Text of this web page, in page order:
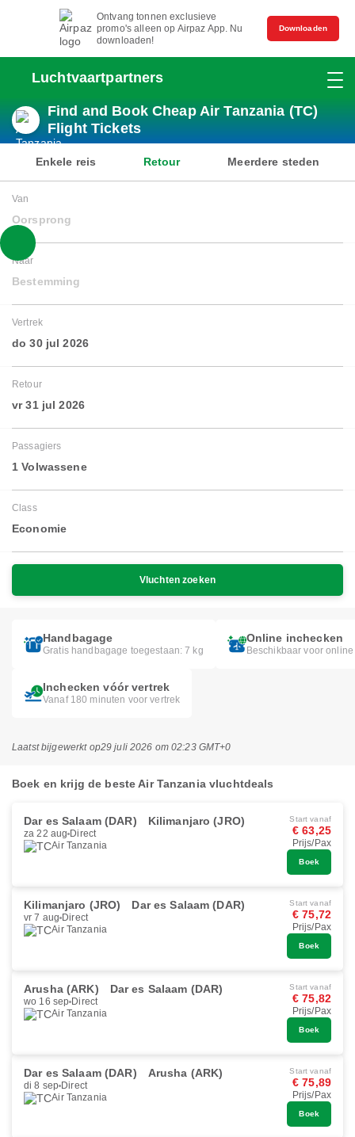
Ontvang tonnen exclusieve
promo's alleen op Airpaz App. Nu
downloaden!
Downloaden
Luchtvaartpartners
Find and Book Cheap Air Tanzania (TC)
Flight Tickets
Enkele reis Retour Meerdere steden
Van
Oorsprong
Naar
Bestemming
Vertrek
do 30 jul 2026
Retour
vr 31 jul 2026
Passagiers
1 Volwassene
Class
Economie
Vluchten zoeken
Handbagage
Gratis handbagage toegestaan: 7 kg
Online inchecken
Beschikbaar voor
Inchecken vóór vertrek
Vanaf 180 minuten voor vertrek
Laatst bijgewerkt op29 juli 2026 om 02:23 GMT+0
Boek en krijg de beste Air Tanzania vluchtdeals
Dar es Salaam (DAR) Kilimanjaro (JRO)
za 22 aug Direct
Air Tanzania
Start vanaf
€ 63,25
Prijs/Pax
Boek
Kilimanjaro (JRO) Dar es Salaam (DAR)
vr 7 aug Direct
Air Tanzania
Start vanaf
€ 75,72
Prijs/Pax
Boek
Arusha (ARK) Dar es Salaam (DAR)
wo 16 sep Direct
Air Tanzania
Start vanaf
€ 75,82
Prijs/Pax
Boek
Dar es Salaam (DAR) Arusha (ARK)
di 8 sep Direct
Air Tanzania
Start vanaf
€ 75,89
Prijs/Pax
Boek